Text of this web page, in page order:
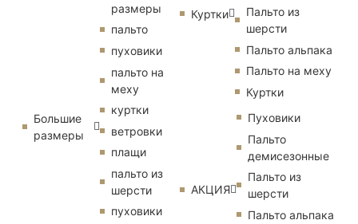
Большие
размеры
размеры
пальто
пуховики
пальто на
меху
куртки
ветровки
плащи
пальто из
шерсти
пуховики
Куртки
Пальто из
шерсти
Пальто альпака
Пальто на меху
Куртки
АКЦИЯ
Пуховики
Пальто
демисезонные
Пальто из
шерсти
Пальто альпака